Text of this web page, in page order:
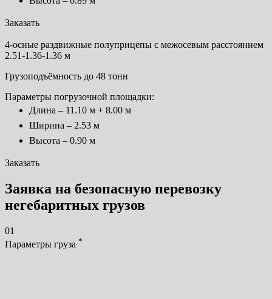
Заказать
4-осные раздвижные полуприцепы с межосевым расстоянием
2.51-1.36-1.36 м
Грузоподъёмность до 48 тонн
Параметры погрузочной площадки:
Длина – 11.10 м + 8.00 м
Ширина – 2.53 м
Высота – 0.90 м
Заказать
Заявка на безопасную перевозку
негебаритных грузов
01
Параметры груза *